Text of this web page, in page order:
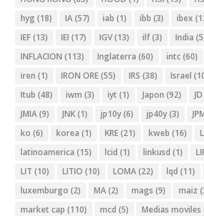
hyg (18) IA(57) iab (1) ibb (3) ibex
IEF(13) IEI (17) IGV(13) ilf(3) India
INFLACION (113) Inglaterra (60) intc(60)
iren (1) IRON ORE(55) IRS (38) Israel
Itub (48) iwm (3) iyt (1) Japon (92) JD
JMIA(9) JNK(1) jp10y(6) jp40y(3)
ko (6) korea (1) KRE(21) kweb (16)
latinoamerica (15) lcid (1) linkusd (1)
LIT (10) LITIO (10) LOMA(22) lqd (11)
luxemburgo (2) MA(2) mags (9) maiz
market cap (110) mcd (5) Medias moviles